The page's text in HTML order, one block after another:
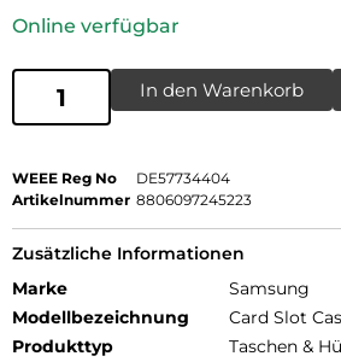
Online verfügbar
In den Warenkorb
WEEE Reg No
DE57734404
Artikelnummer 8806097245223
Zusätzliche Informationen
Marke
Samsung
Modellbezeichnung
Card Slot
Produkttyp
Taschen &